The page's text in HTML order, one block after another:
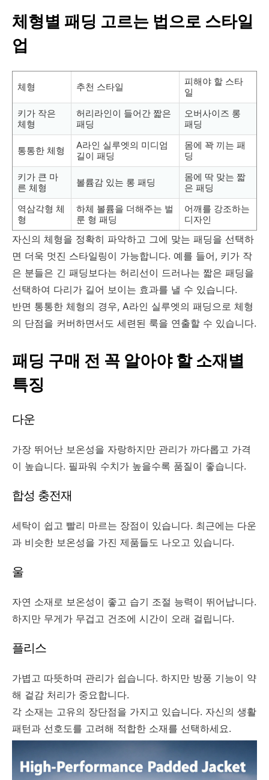
체형별 패딩 고르는 법으로 스타일
업
체형 추천 스타일
피해야 할 스타
일
키가 작은
체형
허리라인이 들어간 짧은
패딩
오버사이즈 롱
패딩
통통한 체형
A라인 실루엣의 미디엄
길이 패딩
몸에 꽉 끼는 패
딩
키가 큰 마
른 체형
볼륨감 있는 롱 패딩
몸에 딱 맞는 짧
은 패딩
역삼각형 체
형
하체 볼륨을 더해주는 벌
룬 형 패딩
어깨를 강조하는
디자인
자신의 체형을 정확히 파악하고 그에 맞는 패딩을 선택하
면 더욱 멋진 스타일링이 가능합니다. 예를 들어, 키가 작
은 분들은 긴 패딩보다는 허리선이 드러나는 짧은 패딩을
선택하여 다리가 길어 보이는 효과를 낼 수 있습니다.
반면 통통한 체형의 경우, A라인 실루엣의 패딩으로 체형
의 단점을 커버하면서도 세련된 룩을 연출할 수 있습니다.
패딩 구매 전 꼭 알아야 할 소재별
특징
다운
가장 뛰어난 보온성을 자랑하지만 관리가 까다롭고 가격
이 높습니다. 필파워 수치가 높을수록 품질이 좋습니다.
합성 충전재
세탁이 쉽고 빨리 마르는 장점이 있습니다. 최근에는 다운
과 비슷한 보온성을 가진 제품들도 나오고 있습니다.
울
자연 소재로 보온성이 좋고 습기 조절 능력이 뛰어납니다.
하지만 무게가 무겁고 건조에 시간이 오래 걸립니다.
플리스
가볍고 따뜻하며 관리가 쉽습니다. 하지만 방풍 기능이 약
해 겉감 처리가 중요합니다.
각 소재는 고유의 장단점을 가지고 있습니다. 자신의 생활
패턴과 선호도를 고려해 적합한 소재를 선택하세요.